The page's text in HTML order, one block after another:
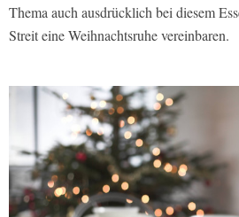
Thema auch ausdrücklich bei diesem
Streit eine Weihnachtsruhe vereinbaren.